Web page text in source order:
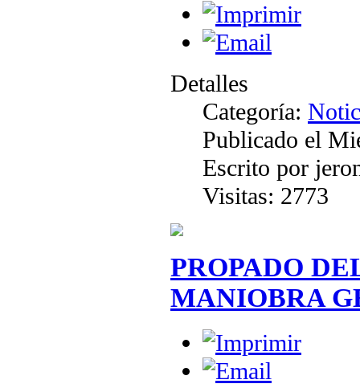
Detalles
Categoría:
Publicado el
Escrito por
Visitas: 2773
PROPADO
MANIOBRA